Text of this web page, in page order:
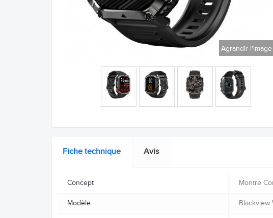
Agrandir l'image
Fiche technique Avis
Concept Montre
Modèle Blackview